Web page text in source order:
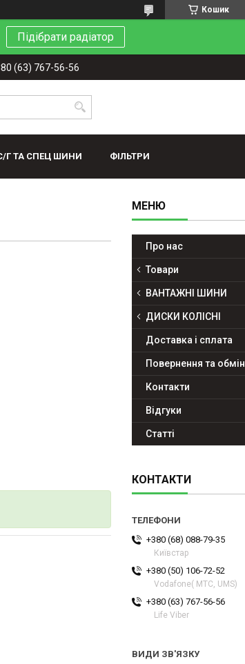
Кошик
Підібрати радіатор
(63) 767-56-56
Г ТА СПЕЦ ШИНИ ФІЛЬТРИ
Про нас
Товари
ВАНТАЖНІ ШИНИ
ДИСКИ КОЛІСНІ
Доставка і сплата
Повернення та обмін
Контакти
Відгуки
Статті
КОНТАКТИ
+380 (68) 088-79-35
Київстар
+380 (50) 106-72-52
Vodafone( МТС, UMS)
+380 (63) 767-56-56
Life Viber